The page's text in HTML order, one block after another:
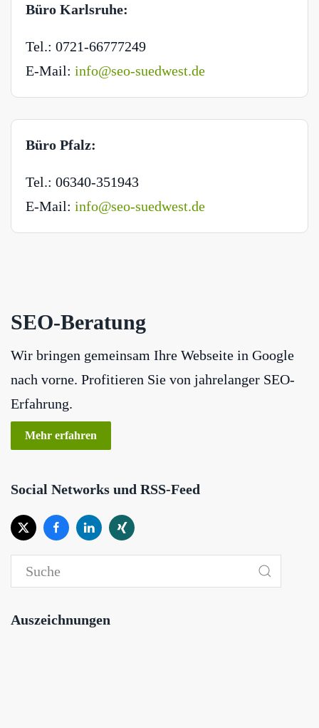
Büro Karlsruhe:
Tel.: 0721-66777249
E-Mail: info@seo-suedwest.de
Büro Pfalz:
Tel.: 06340-351943
E-Mail: info@seo-suedwest.de
SEO-Beratung
Wir bringen gemeinsam Ihre Webseite in Google
nach vorne. Profitieren Sie von jahrelanger SEO-
Erfahrung.
Mehr erfahren
Social Networks und RSS-Feed
Auszeichnungen